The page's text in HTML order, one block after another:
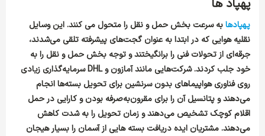
پهپاد ها
پهپادهابه سرعت بخش حمل و نقل را متحول می کنند. این وسایل
نقلیه هوایی که در ابتدا به عنوان گجت‌های پیشرفته تلقی می‌شدند،
جرقه‌ای از تحولات فنی را برانگیختند و توجه بخش حمل و نقل را به
خود جلب کردند. شرکت‌هایی مانند آمازون و DHL سرمایه‌گذاری زیادی
روی فناوری هواپیماهای بدون سرنشین برای تحویل بسته‌ها انجام
می‌دهند و پتانسیل آن را برای مقرون‌به‌صرفه بودن و کارایی در حمل
اقلام کوچک تشخیص می‌دهند و زمان تحویل را به شدت کاهش
می‌دهند. مشتریان ایده دریافت بسته هایی از آسمان را بسیار هیجان